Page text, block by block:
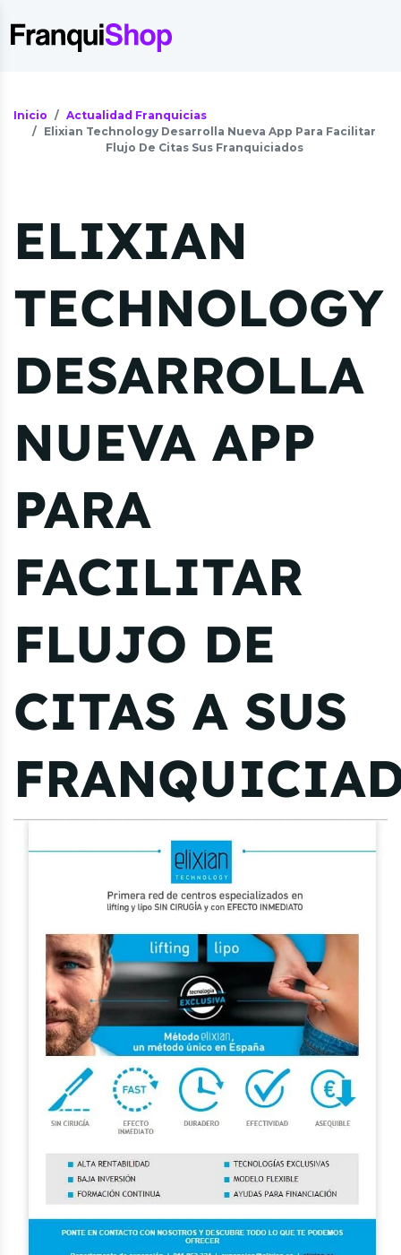
Inicio
Actualidad Franquicias
Elixian Technology Desarrolla Nueva App Para Facilitar
Flujo De Citas Sus Franquiciados
ELIXIAN
TECHNOLOGY
DESARROLLA
NUEVA APP
PARA
FACILITAR
FLUJO DE
CITAS A SUS